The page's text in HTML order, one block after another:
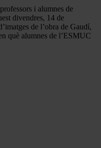
i alumnes de
divendres, 14 de
de l’obra de Gaudí,
què alumnes de l’ESMUC